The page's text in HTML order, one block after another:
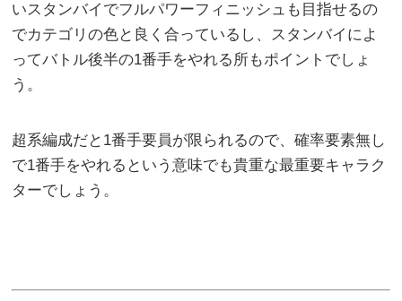
いスタンバイでフルパワーフィニッシュも目指せるの
でカテゴリの色と良く合っているし、スタンバイによ
ってバトル後半の1番手をやれる所もポイントでしょ
う。
超系編成だと1番手要員が限られるので、確率要素無し
で1番手をやれるという意味でも貴重な最重要キャラク
ターでしょう。